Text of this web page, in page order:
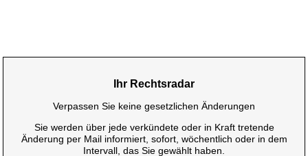
Ihr Rechtsradar
Verpassen Sie keine gesetzlichen Änderungen
Sie werden über jede verkündete oder in Kraft tretende
Änderung per Mail informiert, sofort, wöchentlich oder in dem
Intervall, das Sie gewählt haben.